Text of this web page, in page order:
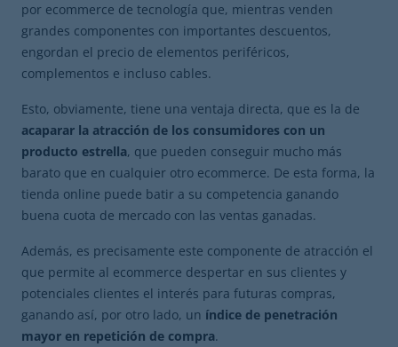
por ecommerce de tecnología que, mientras venden
grandes componentes con importantes descuentos,
engordan el precio de elementos periféricos,
complementos e incluso cables.
Esto, obviamente, tiene una ventaja directa, que es la de
acaparar la atracción de los consumidores con un
producto estrella, que pueden conseguir mucho más
barato que en cualquier otro ecommerce. De esta forma, la
tienda online puede batir a su competencia ganando
buena cuota de mercado con las ventas ganadas.
Además, es precisamente este componente de atracción el
que permite al ecommerce despertar en sus clientes y
potenciales clientes el interés para futuras compras,
ganando así, por otro lado, un índice de penetración
mayor en repetición de compra.